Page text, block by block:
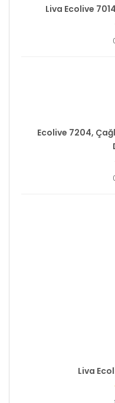
Liva Ecolive
Ecolive 7204,
Liva